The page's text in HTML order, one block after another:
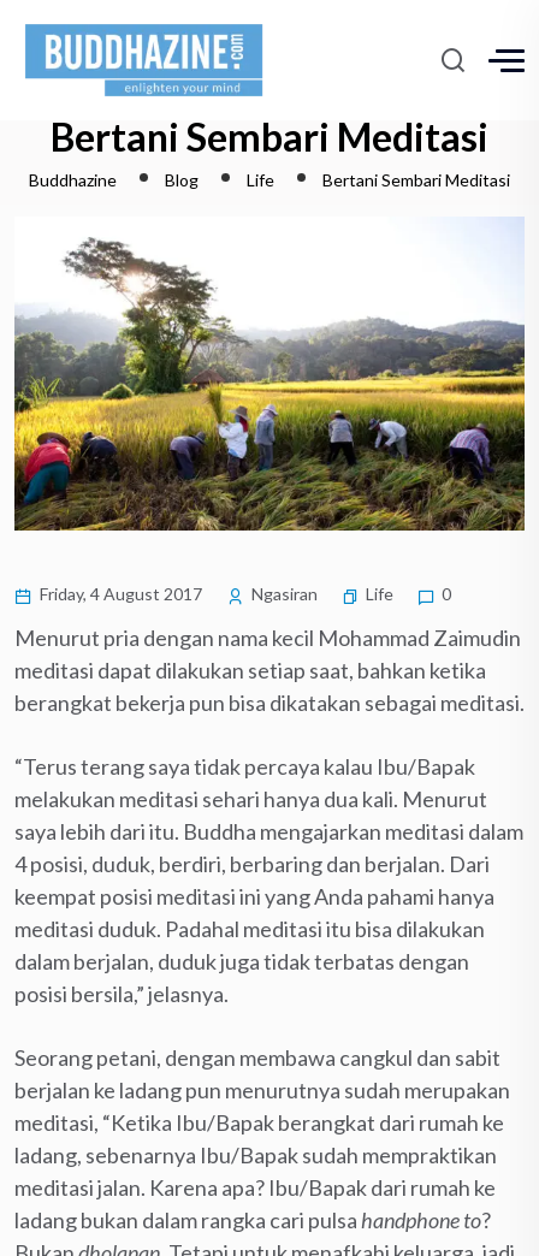
Bertani Sembari Meditasi
Buddhazine Blog Life Bertani Sembari Meditasi
Friday, 4 August 2017 Ngasiran Life 0
Menurut pria dengan nama kecil Mohammad Zaimudin
meditasi dapat dilakukan setiap saat, bahkan ketika
berangkat bekerja pun bisa dikatakan sebagai meditasi.
“Terus terang saya tidak percaya kalau Ibu/Bapak
melakukan meditasi sehari hanya dua kali. Menurut
saya lebih dari itu. Buddha mengajarkan meditasi dalam
4 posisi, duduk, berdiri, berbaring dan berjalan. Dari
keempat posisi meditasi ini yang Anda pahami hanya
meditasi duduk. Padahal meditasi itu bisa dilakukan
dalam berjalan, duduk juga tidak terbatas dengan
posisi bersila,” jelasnya.
Seorang petani, dengan membawa cangkul dan sabit
berjalan ke ladang pun menurutnya sudah merupakan
meditasi, “Ketika Ibu/Bapak berangkat dari rumah ke
ladang, sebenarnya Ibu/Bapak sudah mempraktikan
meditasi jalan. Karena apa? Ibu/Bapak dari rumah ke
ladang bukan dalam rangka cari pulsa handphoneto?